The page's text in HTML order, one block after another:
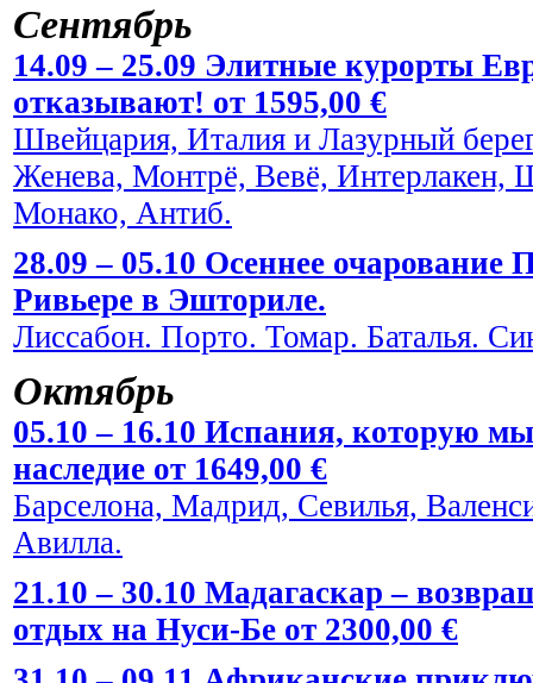
Сентябрь
14.09 – 25.09 Элитные курорты
отказывают! от 1595,00 €
Швейцария, Италия и Лазурный
Женева, Монтрё, Вевё,
Монако, Антиб.
28.09 – 05.10 Осеннее
Ривьере в Эшториле.
Лиссабон. Порто. Томар. Баталья.
Октябрь
05.10 – 16.10 Испания, которую
наследие от 1649,00 €
Барселона, Мадрид, Севилья,
Авилла.
21.10 – 30.10 Мадагаскар –
отдых на Нуси-Бе от 2300,00 €